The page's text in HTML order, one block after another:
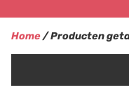
Home/ Producten